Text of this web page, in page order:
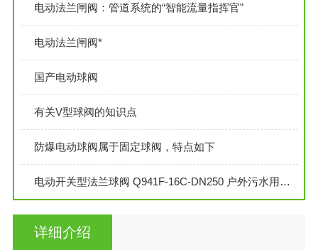
电动法兰闸阀：管道系统的“智能流量指挥官”
电动法兰闸阀*
国产电动球阀
有关V型球阀的知识点
防爆电动球阀属于固定球阀，特点如下
电动开关型法兰球阀 Q941F-16C-DN250 户外污水用电动球阀
详细介绍